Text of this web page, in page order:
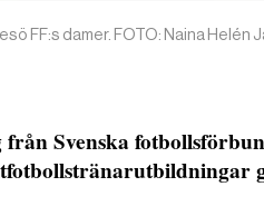
FF:s damer. FOTO: Naina Helén
från Svenska